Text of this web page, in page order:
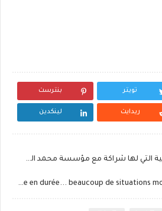
تويتر بنترست
ريدايت لينكدين
قائمة المؤسسات الصحية التي لها شراكة مع مؤسسة محمد السادس
LA COURSE D'ENDURANCE :Une unité d’apprentissage concernant la course en durée... beaucoup de situations motivantes pour les élèves